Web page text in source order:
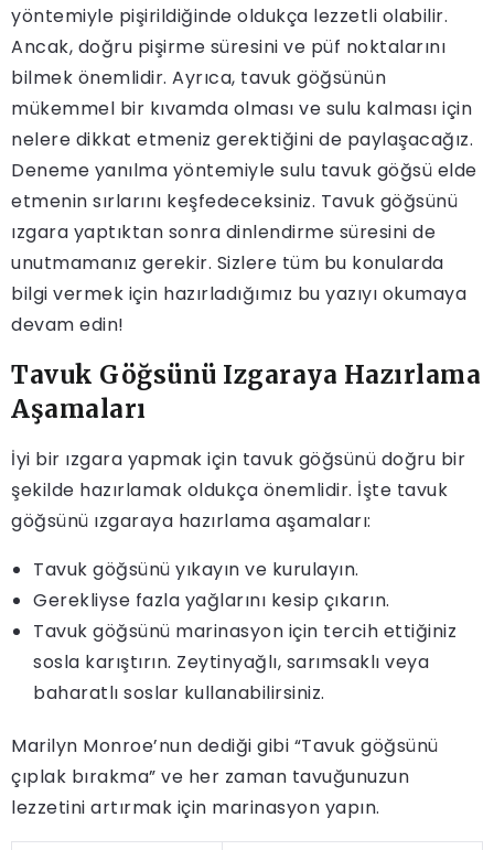
yöntemiyle pişirildiğinde oldukça lezzetli olabilir.
Ancak, doğru pişirme süresini ve püf noktalarını
bilmek önemlidir. Ayrıca, tavuk göğsünün
mükemmel bir kıvamda olması ve sulu kalması için
nelere dikkat etmeniz gerektiğini de paylaşacağız.
Deneme yanılma yöntemiyle sulu tavuk göğsü elde
etmenin sırlarını keşfedeceksiniz. Tavuk göğsünü
ızgara yaptıktan sonra dinlendirme süresini de
unutmamanız gerekir. Sizlere tüm bu konularda
bilgi vermek için hazırladığımız bu yazıyı okumaya
devam edin!
Tavuk Göğsünü Izgaraya Hazırlama
Aşamaları
İyi bir ızgara yapmak için tavuk göğsünü doğru bir
şekilde hazırlamak oldukça önemlidir. İşte tavuk
göğsünü ızgaraya hazırlama aşamaları:
Tavuk göğsünü yıkayın ve kurulayın.
Gerekliyse fazla yağlarını kesip çıkarın.
Tavuk göğsünü marinasyon için tercih ettiğiniz
sosla karıştırın. Zeytinyağlı, sarımsaklı veya
baharatlı soslar kullanabilirsiniz.
Marilyn Monroe’nun dediği gibi “Tavuk göğsünü
çıplak bırakma” ve her zaman tavuğunuzun
lezzetini artırmak için marinasyon yapın.